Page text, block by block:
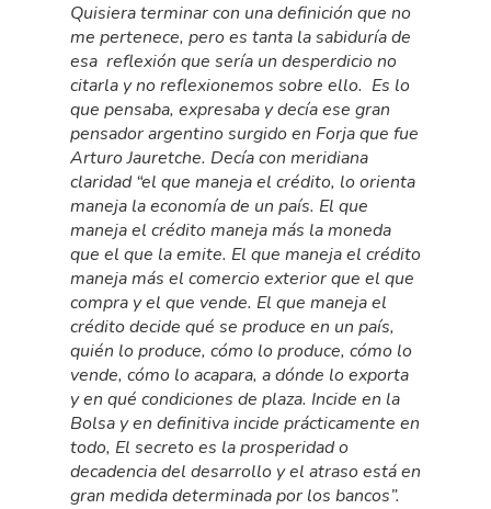
Quisiera terminar con una definición que no
me pertenece, pero es tanta la sabiduría de
esa reflexión que sería un desperdicio no
citarla y no reflexionemos sobre ello. Es lo
que pensaba, expresaba y decía ese gran
pensador argentino surgido en Forja que fue
Arturo Jauretche. Decía con meridiana
claridad “el que maneja el crédito, lo orienta
maneja la economía de un país. El que
maneja el crédito maneja más la moneda
que el que la emite. El que maneja el crédito
maneja más el comercio exterior que el que
compra y el que vende. El que maneja el
crédito decide qué se produce en un país,
quién lo produce, cómo lo produce, cómo lo
vende, cómo lo acapara, a dónde lo exporta
y en qué condiciones de plaza. Incide en la
Bolsa y en definitiva incide prácticamente en
todo, El secreto es la prosperidad o
decadencia del desarrollo y el atraso está en
gran medida determinada por los bancos”.